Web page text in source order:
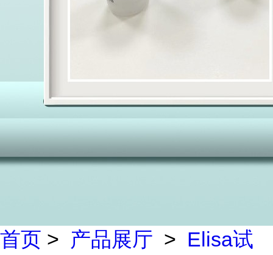
首页 > 产品展厅 > Elisa试